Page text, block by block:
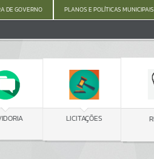
DE GOVERNO PLANOS E POLÍTICAS MUNICIPAIS
LICITAÇÕES REMUME